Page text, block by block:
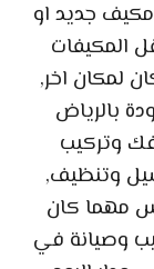
جديد او
المكيفات
لمكان اخر,
بالرياض
وتركيب
وتنظيف,
مهما كان
وصيانة في